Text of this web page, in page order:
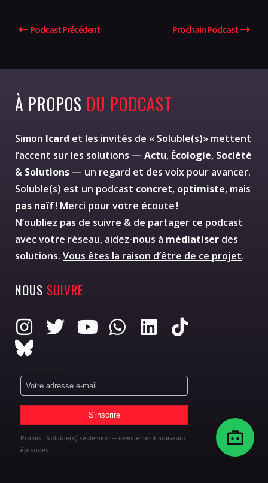
Podcast Précédent Prochain Podcast
À PROPOS DU PODCAST
Simon Icard et les invités de « Soluble(s)» mettent
l’accent sur les solutions — Actu, Écologie, Société
& Solutions — un regard et des voix pour avancer.
Soluble(s) est un podcast concret, optimiste, mais
pas naïf! Merci pour votre écoute !
N’oubliez pas de suivre & de partager ce podcast
avec votre réseau, aidez-nous à médiatiser des
solutions. Vous êtes la raison d’être de ce projet.
NOUS SUIVRE
Promis : Soluble(s) seulement — newsletter + nouveaux
épisodes